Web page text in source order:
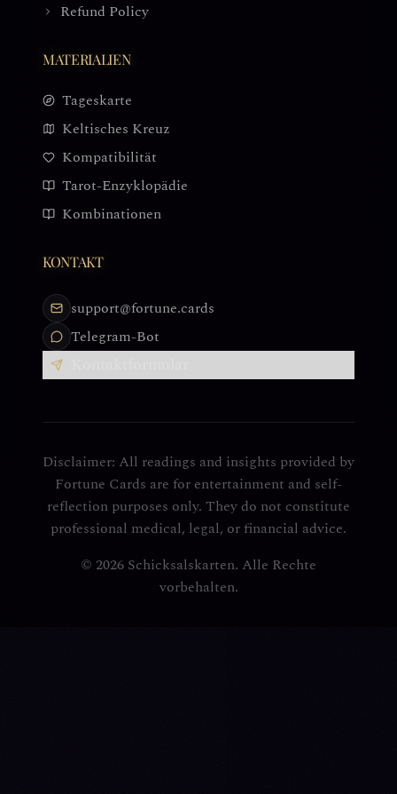
Refund Policy
MATERIALIEN
Tageskarte
Keltisches Kreuz
Kompatibilität
Tarot-Enzyklopädie
Kombinationen
KONTAKT
support@fortune.cards
Telegram-Bot
Disclaimer: All readings and insights provided by
Fortune Cards are for entertainment and self-
reflection purposes only. They do not constitute
professional medical, legal, or financial advice.
© 2026 Schicksalskarten. Alle Rechte
vorbehalten.